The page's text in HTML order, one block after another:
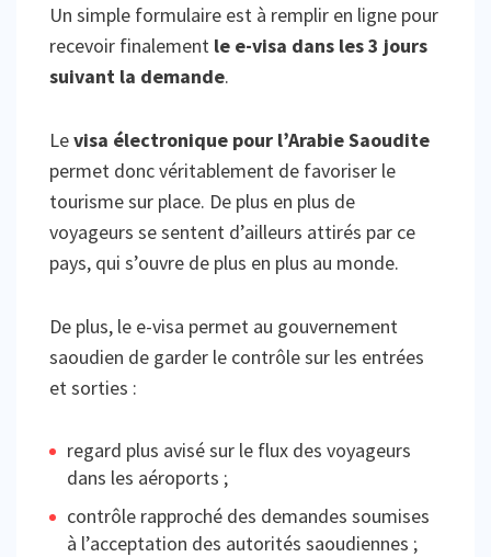
Un simple formulaire est à remplir en ligne pour
recevoir finalement le e-visa dans les 3 jours
suivant la demande.
Levisa électronique pour l’Arabie Saoudite
permet donc véritablement de favoriser le
tourisme sur place. De plus en plus de
voyageurs se sentent d’ailleurs attirés par ce
pays, qui s’ouvre de plus en plus au monde.
De plus, le e-visa permet au gouvernement
saoudien de garder le contrôle sur les entrées
et sorties :
regard plus avisé sur le flux des voyageurs
dans les aéroports ;
contrôle rapproché des demandes soumises
à l’acceptation des autorités saoudiennes ;